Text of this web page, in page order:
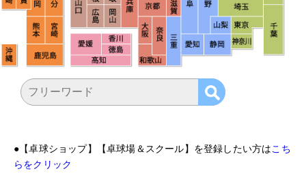
● 【卓球ショップ】【卓球場＆スクール】を登録したい方はこち
らをクリック